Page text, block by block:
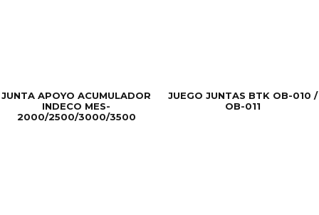
JUNTA APOYO ACUMULADOR
INDECO MES-
2000/2500/3000/3500
JUEGO JUNTAS BTK OB-010 /
OB-011